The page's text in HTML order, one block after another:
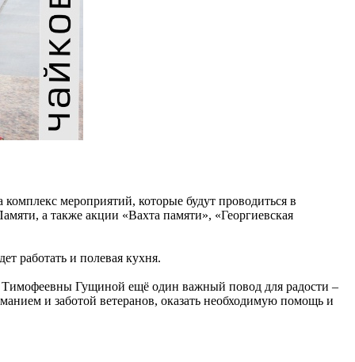
мероприятий, которые будут проводиться в
а также акции «Вахта памяти», «Георгиевская
работать и полевая кухня.
Тимофеевны Гущиной ещё один важный повод для радости –
и заботой ветеранов, оказать необходимую помощь и